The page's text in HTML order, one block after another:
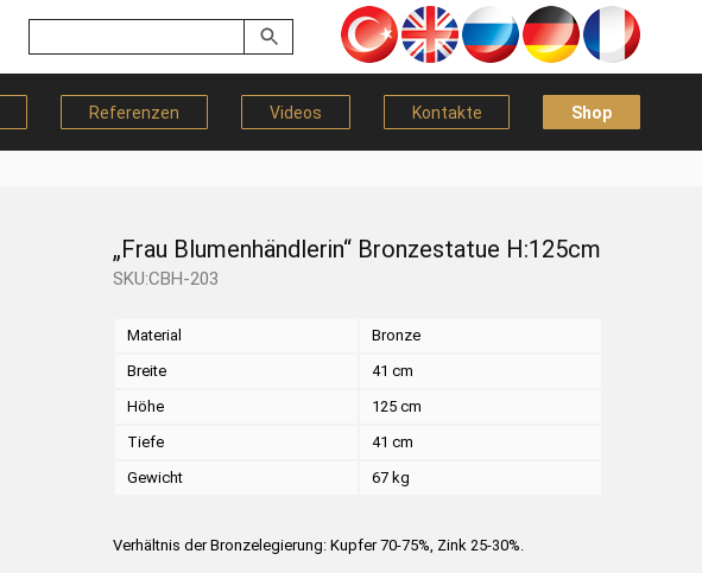
Referenzen Videos Kontakte Shop
„Frau Blumenhändlerin“ Bronzestatue H:125cm
SKU:CBH-203
Material
Bronze
Breite
41 cm
Höhe
125 cm
Tiefe
41 cm
Gewicht
67 kg
Verhältnis der Bronzelegierung: Kupfer 70-75%, Zink 25-30%.